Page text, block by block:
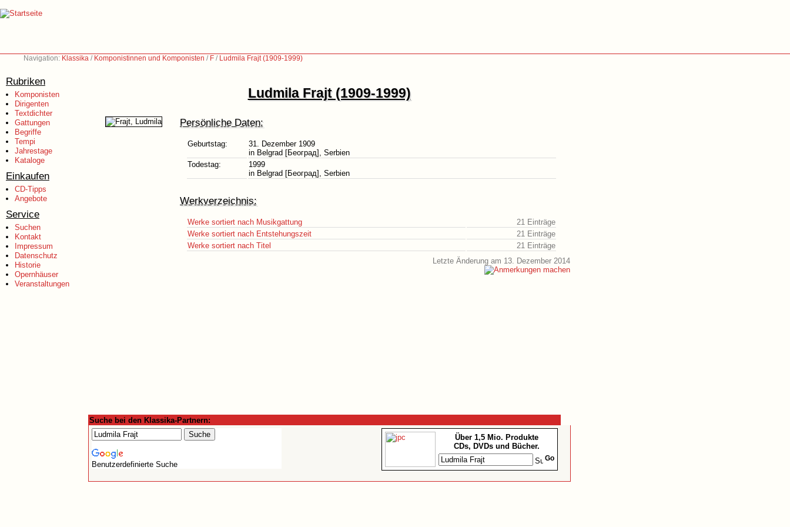
Navigation: Klassika / Komponistinnen und Komponisten / F / Ludmila Frajt (1909-1999)
Rubriken
Komponisten
Dirigenten
Textdichter
Gattungen
Begriffe
Tempi
Jahrestage
Kataloge
Einkaufen
CD-Tipps
Angebote
Service
Suchen
Kontakt
Impressum
Datenschutz
Historie
Opernhäuser
Veranstaltungen
Ludmila Frajt (1909-1999)
Persönliche Daten:
Geburtstag:
31. Dezember 1909
in Belgrad [Београд], Serbien
Todestag:
1999
in Belgrad [Београд], Serbien
Werkverzeichnis:
Werke sortiert nach Musikgattung
21 Einträge
Werke sortiert nach Entstehungszeit
21 Einträge
Werke sortiert nach Titel
21 Einträge
Letzte Änderung am 13. Dezember 2014
Suche bei den Klassika-Partnern:
Benutzerdefinierte Suche
Über 1,5 Mio. Produkte
CDs, DVDs und Bücher.
Go